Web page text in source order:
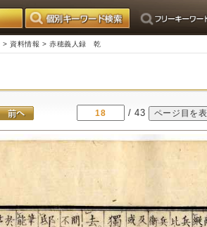
> 資料情報 > 赤穂義人録 乾
/ 43